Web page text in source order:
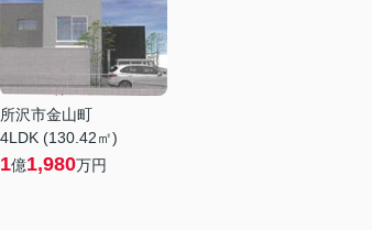
所沢市金山町
4LDK (130.42㎡)
1億1,980万円